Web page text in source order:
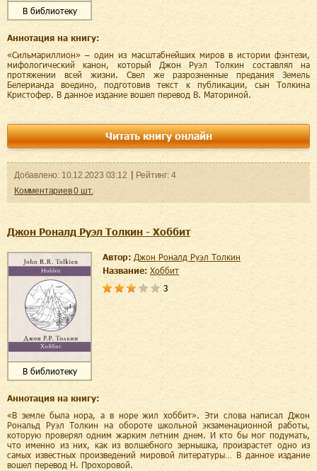
В библиотеку
Аннотация на книгу:
«Сильмариллион» – один из масштабнейших миров в истории фэнтези,
мифологический канон, который Джон Руэл Толкин составлял на
протяжении всей жизни. Свел же разрозненные предания Земель
Белерианда воедино, подготовив текст к публикации, сын Толкина
Кристофер. В данное издание вошел перевод В. Маториной.
Читать книгу онлайн
Добавленo: 10.12.2023 03:12 Рейтинг: 4
Комментариев0 шт.
Джон Роналд Руэл Толкин - Хоббит
В библиотеку
Автор:
Джон Роналд Руэл Толкин
Название:
Хоббит
3
Аннотация на книгу:
«В земле была нора, а в норе жил хоббит». Эти слова написал Джон
Рональд Руэл Толкин на обороте школьной экзаменационной работы,
которую проверял одним жарким летним днем. И кто бы мог подумать,
что именно из них, как из волшебного зернышка, произрастет одно из
самых известных произведений мировой литературы… В данное издание
вошел перевод Н. Прохоровой.